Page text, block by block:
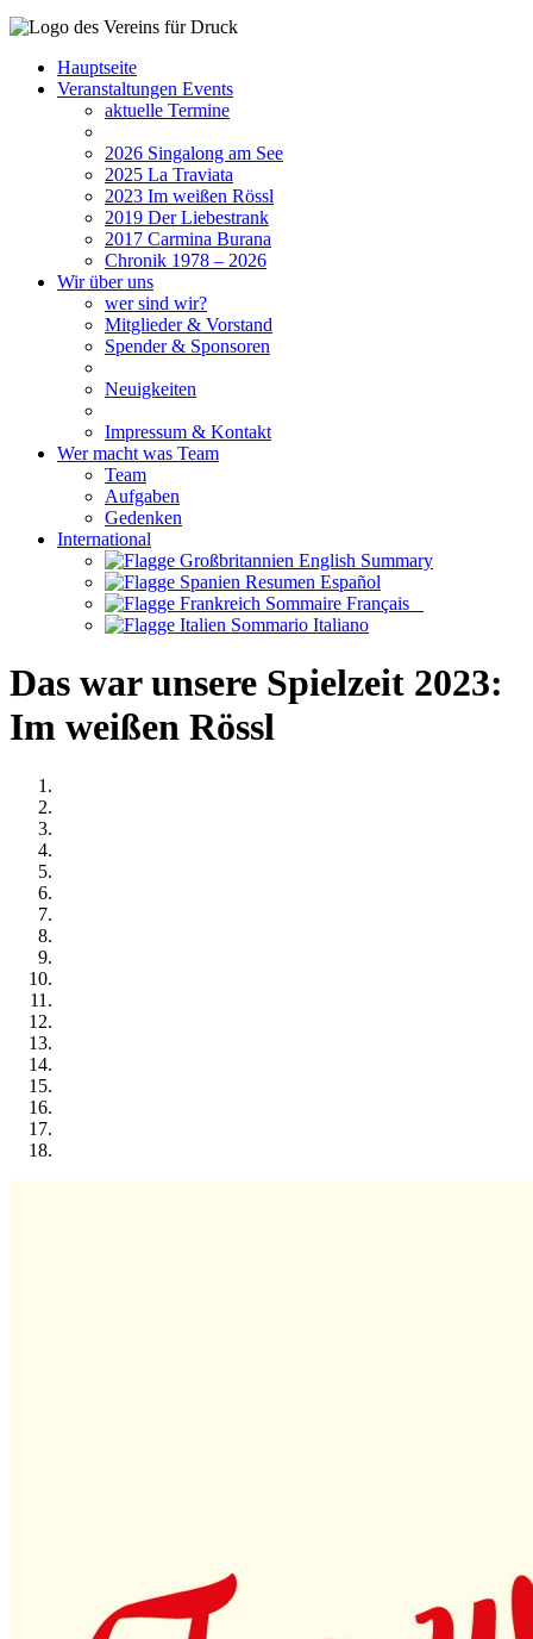
Hauptseite
Veranstaltungen Events
aktuelle Termine
2026 Singalong am See
2025 La Traviata
2023 Im weißen Rössl
2019 Der Liebestrank
2017 Carmina Burana
Chronik 1978 – 2026
Wirüber uns
wer sind wir?
Mitglieder & Vorstand
Spender & Sponsoren
Neuigkeiten
Impressum & Kontakt
Wer macht was Team
Team
Aufgaben
Gedenken
International
English Summary
Resumen Español
Sommaire Français
Sommario Italiano
Das war unsere Spielzeit 2023:
Im weißen Rössl